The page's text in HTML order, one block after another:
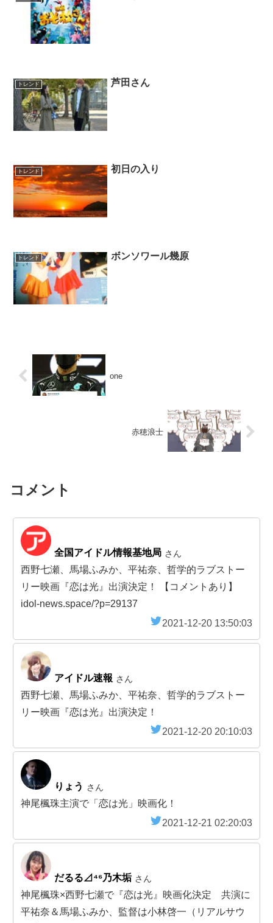
トレンド 芦田さん
トレンド 初日の入り
トレンド ボンソワール幾原
one
赤穂浪士
コメント
全国アイドル情報基地局 さん
西野七瀬、馬場ふみか、平祐奈、哲学的ラブストー
リー映画『恋は光』出演決定！ 【コメントあり】
idol-news.space/?p=29137
2021-12-20 13:50:03
アイドル速報 さん
西野七瀬、馬場ふみか、平祐奈、哲学的ラブストー
リー映画『恋は光』出演決定！
2021-12-20 20:10:03
りょう さん
神尾楓珠主演で「恋は光」映画化！
2021-12-21 02:20:03
だるる⊿⁴⁶乃木垢 さん
神尾楓珠×西野七瀬で『恋は光』映画化決定 共演に
平祐奈＆馬場ふみか、監督は小林啓一（リアルサウ